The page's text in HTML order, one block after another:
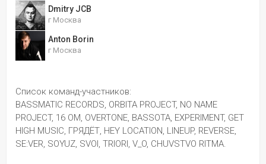
Dmitry JCB
г Москва
Anton Borin
г Москва
Список команд-участников:
BASSMATIC RECORDS, ORBITA PROJECT, NO NAME
PROJECT, 16 OM, OVERTONE, BASSOTA, EXPERIMENT, GET
HIGH MUSIC, ⁠ГРЯДЁТ, HEY LOCATION, LINEUP, ⁠REVERSE,
SE:VER, ⁠SOYUZ, ⁠SVOI, TRIORI, V_O, CHUVSTVO RITMA.